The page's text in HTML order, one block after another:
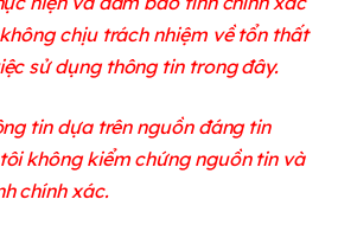
chịu trách nhiệm về tổn thất
sử dụng thông tin trong đây.
tin dựa trên nguồn đáng tin
không kiểm chứng nguồn tin và
chính xác.